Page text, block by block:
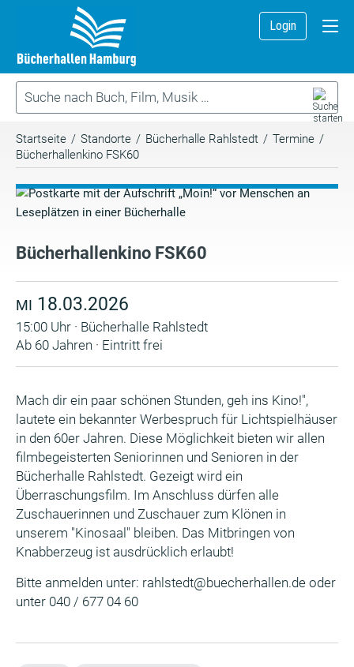
Login
Startseite / Standorte / Bücherhalle Rahlstedt / Termine /
Bücherhallenkino FSK60
Bücherhallenkino FSK60
MI 18.03.2026
15:00 Uhr · Bücherhalle Rahlstedt
Ab 60 Jahren · Eintritt frei
Mach dir ein paar schönen Stunden, geh ins Kino!",
lautete ein bekannter Werbespruch für Lichtspielhäuser
in den 60er Jahren. Diese Möglichkeit bieten wir allen
filmbegeisterten Seniorinnen und Senioren in der
Bücherhalle Rahlstedt. Gezeigt wird ein
Überraschungsfilm. Im Anschluss dürfen alle
Zuschauerinnen und Zuschauer zum Klönen in
unserem "Kinosaal" bleiben. Das Mitbringen von
Knabberzeug ist ausdrücklich erlaubt!
Bitte anmelden unter: rahlstedt@buecherhallen.de oder
unter 040 / 677 04 60